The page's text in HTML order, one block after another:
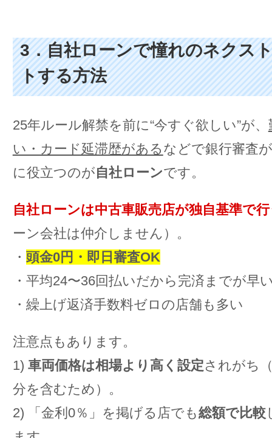
3．自社ローンで憧れのネクス
トする方法
25年ルール解禁を前に“今すぐ欲しい”が、
い・カード延滞歴がある などで銀行審査
に役立つのが自社ローンです。
自社ローンは中古車販売店が独自基準で
ーン会社は仲介しません）。
・ 頭金0円・即日審査OK
・平均24〜36回払いだから完済までが早
・繰上げ返済手数料ゼロの店舗も多い
注意点もあります。
1) 車両価格は相場より高く設定されがち
分を含むため）。
2) 「金利0％」を掲げる店でも総額で比較